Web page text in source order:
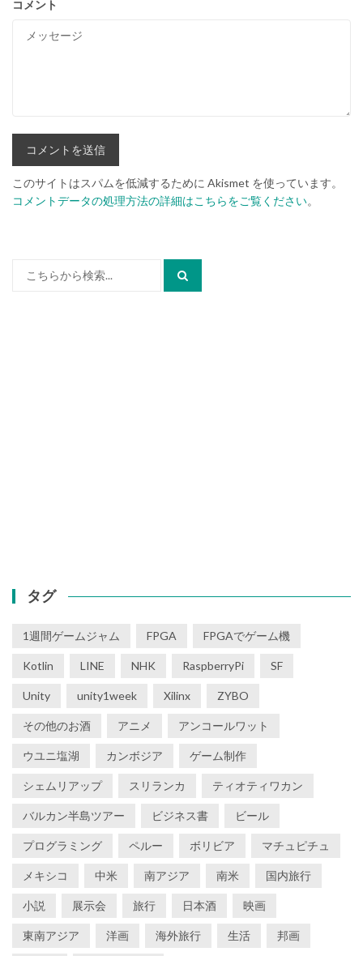
コメント
このサイトはスパムを低減するために Akismet を使っています。
コメントデータの処理方法の詳細はこちらをご覧ください。
タグ
1週間ゲームジャム FPGA FPGAでゲーム機
Kotlin LINE NHK RaspberryPi SF
Unity unity1week Xilinx ZYBO
その他のお酒 アニメ アンコールワット
ウユニ塩湖 カンボジア ゲーム制作
シェムリアップ スリランカ ティオティワカン
バルカン半島ツアー ビジネス書 ビール
プログラミング ペルー ボリビア マチュピチュ
メキシコ 中米 南アジア 南米 国内旅行
小説 展示会 旅行 日本酒 映画
東南アジア 洋画 海外旅行 生活 邦画